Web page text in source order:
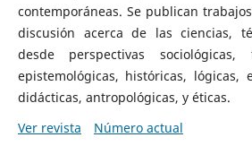
contemporáneas. Se publican
discusión acerca de las ciencias,
desde perspectivas sociológicas,
epistemológicas, históricas, lógicas,
didácticas, antropológicas, y éticas.
Ver revista
Número actual